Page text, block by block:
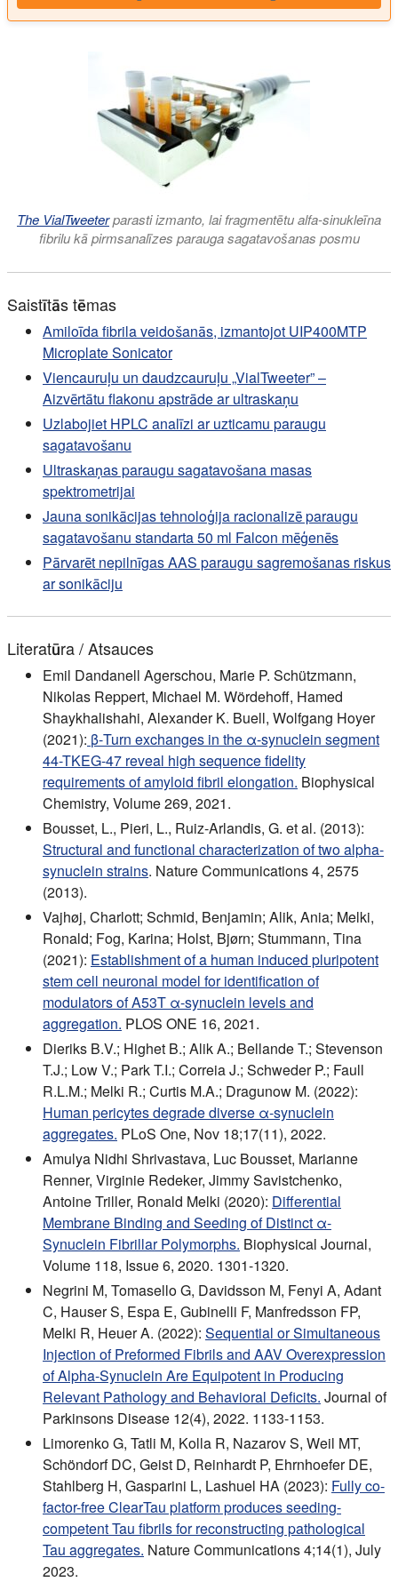
The VialTweeterparasti izmanto, lai fragmentētu alfa-sinukleīna
fibrilu kā pirmsanalīzes parauga sagatavošanas posmu
Saistītās tēmas
Amiloīda fibrila veidošanās, izmantojot UIP400MTP
Microplate Sonicator
Viencauruļu un daudzcauruļu „VialTweeter” –
Aizvērtātu flakonu apstrāde ar ultraskaņu
Uzlabojiet HPLC analīzi ar uzticamu paraugu
sagatavošanu
Ultraskaņas paraugu sagatavošana masas
spektrometrijai
Jauna sonikācijas tehnoloģija racionalizē paraugu
sagatavošanu standarta 50 ml Falcon mēģenēs
Pārvarēt nepilnīgas AAS paraugu sagremošanas riskus
ar sonikāciju
Literatūra / Atsauces
Emil Dandanell Agerschou, Marie P. Schützmann,
Nikolas Reppert, Michael M. Wördehoff, Hamed
Shaykhalishahi, Alexander K. Buell, Wolfgang Hoyer
(2021): β-Turn exchanges in the α-synuclein segment
44-TKEG-47 reveal high sequence fidelity
requirements of amyloid fibril elongation. Biophysical
Chemistry, Volume 269, 2021.
Bousset, L., Pieri, L., Ruiz-Arlandis, G. et al. (2013):
Structural and functional characterization of two alpha-
synuclein strains. Nature Communications 4, 2575
(2013).
Vajhøj, Charlott; Schmid, Benjamin; Alik, Ania; Melki,
Ronald; Fog, Karina; Holst, Bjørn; Stummann, Tina
(2021): Establishment of a human induced pluripotent
stem cell neuronal model for identification of
modulators of A53T α-synuclein levels and
aggregation. PLOS ONE 16, 2021.
Dieriks B.V.; Highet B.; Alik A.; Bellande T.; Stevenson
T.J.; Low V.; Park T.I.; Correia J.; Schweder P.; Faull
R.L.M.; Melki R.; Curtis M.A.; Dragunow M. (2022):
Human pericytes degrade diverse α-synuclein
aggregates. PLoS One, Nov 18;17(11), 2022.
Amulya Nidhi Shrivastava, Luc Bousset, Marianne
Renner, Virginie Redeker, Jimmy Savistchenko,
Antoine Triller, Ronald Melki (2020): Differential
Membrane Binding and Seeding of Distinct α-
Synuclein Fibrillar Polymorphs. Biophysical Journal,
Volume 118, Issue 6, 2020. 1301-1320.
Negrini M, Tomasello G, Davidsson M, Fenyi A, Adant
C, Hauser S, Espa E, Gubinelli F, Manfredsson FP,
Melki R, Heuer A. (2022): Sequential or Simultaneous
Injection of Preformed Fibrils and AAV Overexpression
of Alpha-Synuclein Are Equipotent in Producing
Relevant Pathology and Behavioral Deficits. Journal of
Parkinsons Disease 12(4), 2022. 1133-1153.
Limorenko G, Tatli M, Kolla R, Nazarov S, Weil MT,
Schöndorf DC, Geist D, Reinhardt P, Ehrnhoefer DE,
Stahlberg H, Gasparini L, Lashuel HA (2023): Fully co-
factor-free ClearTau platform produces seeding-
competent Tau fibrils for reconstructing pathological
Tau aggregates. Nature Communications 4;14(1), July
2023.